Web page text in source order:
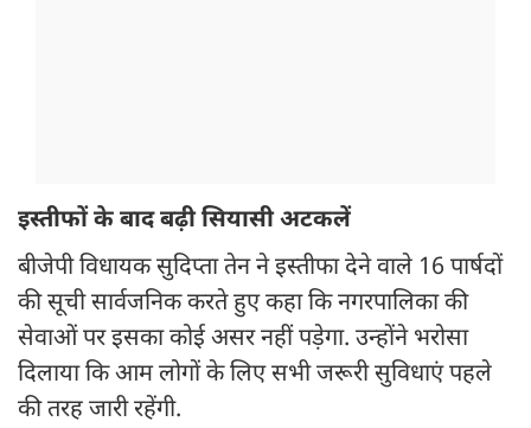
इस्तीफों के बाद बढ़ी सियासी अटकलें
बीजेपी विधायक सुदिप्ता तेन ने इस्तीफा देने वाले 16 पार्षदों
की सूची सार्वजनिक करते हुए कहा कि नगरपालिका की
सेवाओं पर इसका कोई असर नहीं पड़ेगा. उन्होंने भरोसा
दिलाया कि आम लोगों के लिए सभी जरूरी सुविधाएं पहले
की तरह जारी रहेंगी.